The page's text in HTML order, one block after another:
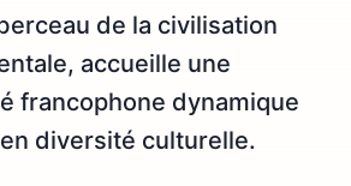
de la civilisation
accueille une
francophone dynamique
diversité culturelle.